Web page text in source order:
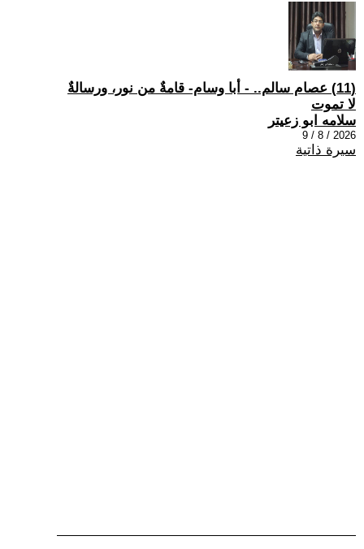
(11) عصام سالم.. - أبا وسام- قامةٌ من نور، ورسالةٌ
لا تموت
سلامه ابو زعيتر
2026 / 8 / 9
سيرة ذاتية